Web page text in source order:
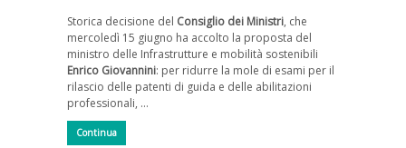
Storica decisione del Consiglio dei Ministri, che
mercoledì 15 giugno ha accolto la proposta del
ministro delle Infrastrutture e mobilità sostenibili
Enrico Giovannini: per ridurre la mole di esami per il
rilascio delle patenti di guida e delle abilitazioni
professionali, …
Continua